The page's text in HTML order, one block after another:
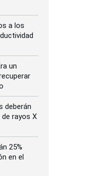
a los
un
deberán
rayos X
25%
en el